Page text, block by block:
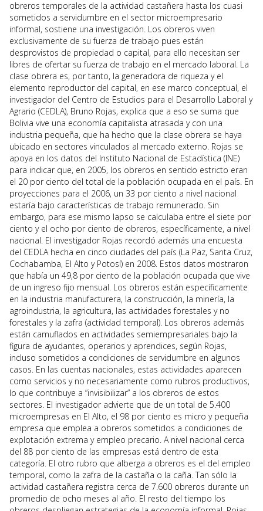
obreros temporales de la actividad castañera hasta los cuasi
sometidos a servidumbre en el sector microempresario
informal, sostiene una investigación. Los obreros viven
exclusivamente de su fuerza de trabajo pues están
desprovistos de propiedad o capital, para ello necesitan ser
libres de ofertar su fuerza de trabajo en el mercado laboral. La
clase obrera es, por tanto, la generadora de riqueza y el
elemento reproductor del capital, en ese marco conceptual, el
investigador del Centro de Estudios para el Desarrollo Laboral y
Agrario (CEDLA), Bruno Rojas, explica que a eso se suma que
Bolivia vive una economía capitalista atrasada y con una
industria pequeña, que ha hecho que la clase obrera se haya
ubicado en sectores vinculados al mercado externo. Rojas se
apoya en los datos del Instituto Nacional de Estadística (INE)
para indicar que, en 2005, los obreros en sentido estricto eran
el 20 por ciento del total de la población ocupada en el país. En
proyecciones para el 2006, un 33 por ciento a nivel nacional
estaría bajo características de trabajo remunerado. Sin
embargo, para ese mismo lapso se calculaba entre el siete por
ciento y el ocho por ciento de obreros, específicamente, a nivel
nacional. El investigador Rojas recordó además una encuesta
del CEDLA hecha en cinco ciudades del país (La Paz, Santa Cruz,
Cochabamba, El Alto y Potosí) en 2008. Estos datos mostraron
que había un 49,8 por ciento de la población ocupada que vive
de un ingreso fijo mensual. Los obreros están específicamente
en la industria manufacturera, la construcción, la minería, la
agroindustria, la agricultura, las actividades forestales y no
forestales y la zafra (actividad temporal). Los obreros además
están camuflados en actividades semiempresariales bajo la
figura de ayudantes, operarios y aprendices, según Rojas,
incluso sometidos a condiciones de servidumbre en algunos
casos. En las cuentas nacionales, estas actividades aparecen
como servicios y no necesariamente como rubros productivos,
lo que contribuye a “invisibilizar” a los obreros de estos
sectores. El investigador advierte que de un total de 5.400
microempresas en El Alto, el 98 por ciento es micro y pequeña
empresa que emplea a obreros sometidos a condiciones de
explotación extrema y empleo precario. A nivel nacional cerca
del 88 por ciento de las empresas está dentro de esta
categoría. El otro rubro que alberga a obreros es el del empleo
temporal, como la zafra de la castaña o la caña. Tan sólo la
actividad castañera registra cerca de 7.600 obreros durante un
promedio de ocho meses al año. El resto del tiempo los